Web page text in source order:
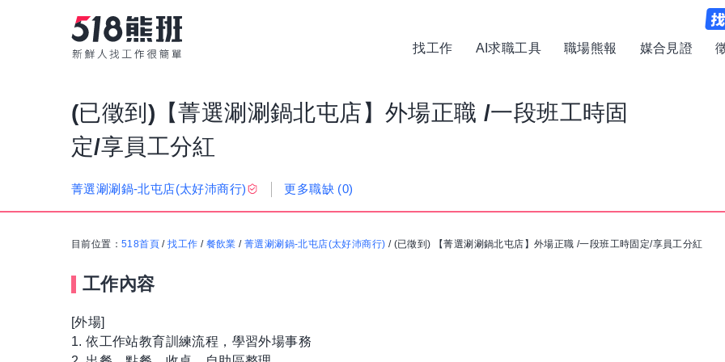
找工作 AI求職工具 職場熊報 媒合見證
(已徵到)【菁選涮涮鍋北屯店】外場正職 /一段班工時固
定/享員工分紅
菁選涮涮鍋-北屯店(太好沛商行) 更多職缺 (0)
目前位置： 518首頁 /找工作 / 餐飲業 /菁選涮涮鍋-北屯店(太好沛商行) / (已徵到) 【菁選涮涮鍋北屯店】外場正職 /一段班工時固定/享員工分紅
工作內容
[外場]
1. 依工作站教育訓練流程，學習外場事務